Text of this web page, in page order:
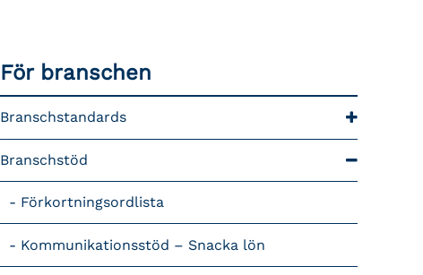
För branschen
Branschstandards
Branschstöd
Förkortningsordlista
Kommunikationsstöd – Snacka lön